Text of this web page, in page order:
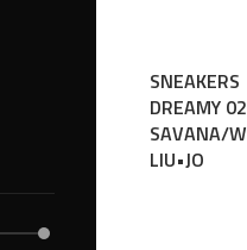
SNEAKERS
DREAMY 02
SAVANA/
LIU•JO